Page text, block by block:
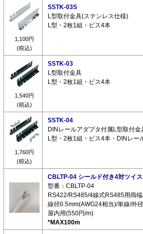
1,100円
(税込)
SSTK-03S
L型取付金具(ステンレス仕様)
L型・2枚1組・ビス4本
1,540円
(税込)
SSTK-03
L型取付金具
L型・2枚1組・ビス4本
1,760円
(税込)
SSTK-04
DINレールアダプタ付属L型取付金
L型・2枚1組・ビス4本・DINレー
CBLTP-04 シールド付き4対ツイ
型番：CBLTP-04
RS422/RS485/4線式RS485用両
線径0.5mm(AWG24相当)/単線/外
屋内用(550円/m)
*MAX100m